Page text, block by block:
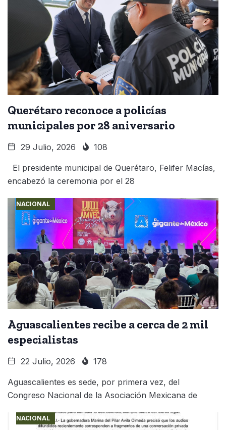
Querétaro reconoce a policías
municipales por 28 aniversario
29 Julio, 2026 108
El presidente municipal de Querétaro, Felifer Macías,
encabezó la ceremonia por el 28
NACIONAL
Aguascalientes recibe a cerca de 2 mil
especialistas
22 Julio, 2026 178
Aguascalientes es sede, por primera vez, del
Congreso Nacional de la Asociación Mexicana de
NACIONAL